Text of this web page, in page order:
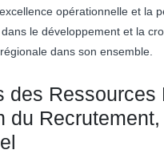
opérationnelle et la
le développement et la
dans son ensemble.
des
du